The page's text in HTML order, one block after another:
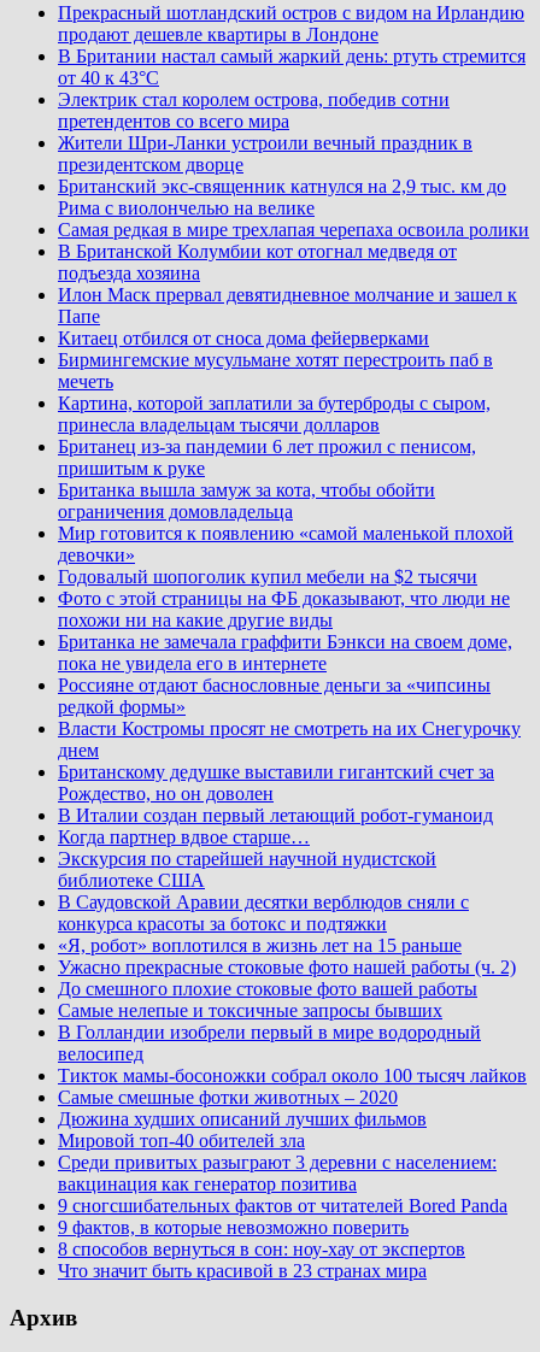
Прекрасный шотландский остров с видом на Ирландию
продают дешевле квартиры в Лондоне
В Британии настал самый жаркий день: ртуть стремится
от 40 к 43°C
Электрик стал королем острова, победив сотни
претендентов со всего мира
Жители Шри-Ланки устроили вечный праздник в
президентском дворце
Британский экс-священник катнулся на 2,9 тыс. км до
Рима с виолончелью на велике
Самая редкая в мире трехлапая черепаха освоила ролики
В Британской Колумбии кот отогнал медведя от
подъезда хозяина
Илон Маск прервал девятидневное молчание и зашел к
Папе
Китаец отбился от сноса дома фейерверками
Бирмингемские мусульмане хотят перестроить паб в
мечеть
Картина, которой заплатили за бутерброды с сыром,
принесла владельцам тысячи долларов
Британец из-за пандемии 6 лет прожил с пенисом,
пришитым к руке
Британка вышла замуж за кота, чтобы обойти
ограничения домовладельца
Мир готовится к появлению «самой маленькой плохой
девочки»
Годовалый шопоголик купил мебели на $2 тысячи
Фото с этой страницы на ФБ доказывают, что люди не
похожи ни на какие другие виды
Британка не замечала граффити Бэнкси на своем доме,
пока не увидела его в интернете
Россияне отдают баснословные деньги за «чипсины
редкой формы»
Власти Костромы просят не смотреть на их Снегурочку
днем
Британскому дедушке выставили гигантский счет за
Рождество, но он доволен
В Италии создан первый летающий робот-гуманоид
Когда партнер вдвое старше…
Экскурсия по старейшей научной нудистской
библиотеке США
В Саудовской Аравии десятки верблюдов сняли с
конкурса красоты за ботокс и подтяжки
«Я, робот» воплотился в жизнь лет на 15 раньше
Ужасно прекрасные стоковые фото нашей работы (ч. 2)
До смешного плохие стоковые фото вашей работы
Самые нелепые и токсичные запросы бывших
В Голландии изобрели первый в мире водородный
велосипед
Тикток мамы-босоножки собрал около 100 тысяч лайков
Самые смешные фотки животных – 2020
Дюжина худших описаний лучших фильмов
Мировой топ-40 обителей зла
Среди привитых разыграют 3 деревни с населением:
вакцинация как генератор позитива
9 сногсшибательных фактов от читателей Bored Panda
9 фактов, в которые невозможно поверить
8 способов вернуться в сон: ноу-хау от экспертов
Что значит быть красивой в 23 странах мира
Архив